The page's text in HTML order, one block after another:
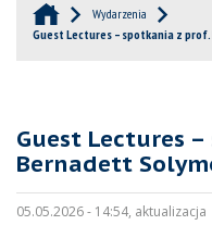
Wydarzenia
Guest Lectures – spotkania z
Guest Lectures
Bernadett
05.05.2026 - 14:54, aktualizacja